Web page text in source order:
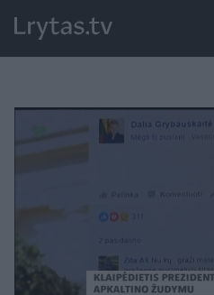
Paremkite Ukrainą